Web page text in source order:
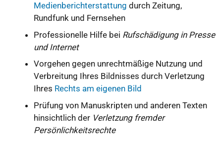
Medienberichterstattung durch Zeitung,
Rundfunk und Fernsehen
Professionelle Hilfe bei Rufschädigung in Presse
und Internet
Vorgehen gegen unrechtmäßige Nutzung und
Verbreitung Ihres Bildnisses durch Verletzung
Ihres Rechts am eigenen Bild
Prüfung von Manuskripten und anderen Texten
hinsichtlich der Verletzung fremder
Persönlichkeitsrechte